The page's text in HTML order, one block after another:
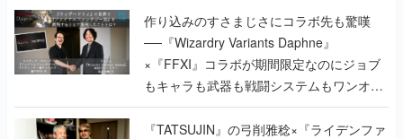
作り込みのすさまじさにコラボ先も驚嘆
──『Wizardry Variants Daphne』
×『FFXI』コラボが期間限定なのにジョブ
もキャラも武器も戦闘システムもワンオフ
で作り込まれた理由を両ディレクターに聞
く
『TATSUJIN』の弓削雅稔×『ライデンファ